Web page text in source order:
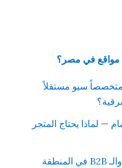
سيو مستقلاً
— لماذا يحتاج المتجر
شركة سيو للشركات الصناعية والـ B2B في المنطقة